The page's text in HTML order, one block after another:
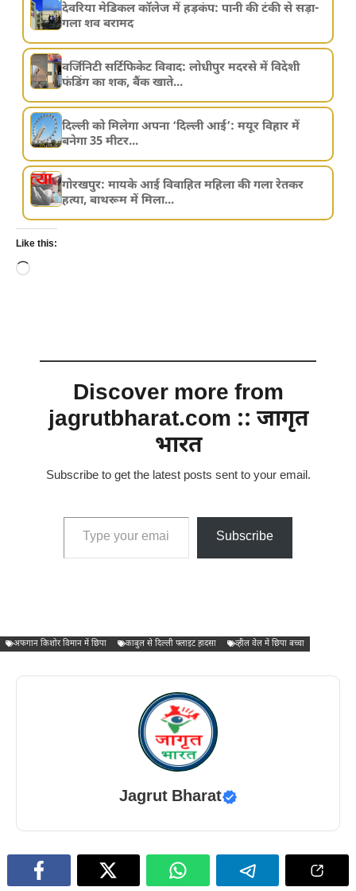
देवरिया मेडिकल कॉलेज में हड़कंप: पानी की टंकी से सड़ा-
गला शव बरामद
वर्जिनिटी सर्टिफिकेट विवाद: लोधीपुर मदरसे में विदेशी
फंडिंग का शक, बैंक खाते...
दिल्ली को मिलेगा अपना ‘दिल्ली आई’: मयूर विहार में
बनेगा 35 मीटर...
गोरखपुर: मायके आई विवाहित महिला की गला रेतकर
हत्या, बाथरूम में मिला...
Like this:
Loading…
Discover more from
jagrutbharat.com :: जागृत
भारत
Subscribe to get the latest posts sent to your email.
Type your email…
Subscribe
अफगान किशोर विमान में छिपा काबुल से दिल्ली फ्लाइट हादसा व्हील वेल में छिपा बच्चा
Jagrut Bharat